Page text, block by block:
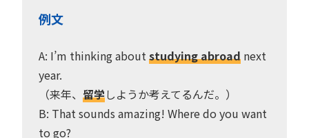
例文
A: I’m thinking aboutstudying abroad next
year.
（来年、 留学しようか考えてるんだ。）
B: That sounds amazing! Where do you want
to go?